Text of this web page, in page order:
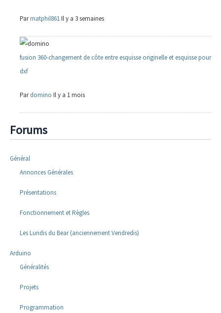
Parmatphil861Il y a 3 semaines
fusion 360-changement de côte entre esquisse originelle et esquisse pour
dxf
Pardomino Il y a 1 mois
Forums
Général
Annonces Générales
Présentations
Fonctionnement et Règles
Les Lundis du Bear (anciennement Vendredis)
Arduino
Généralités
Projets
Programmation